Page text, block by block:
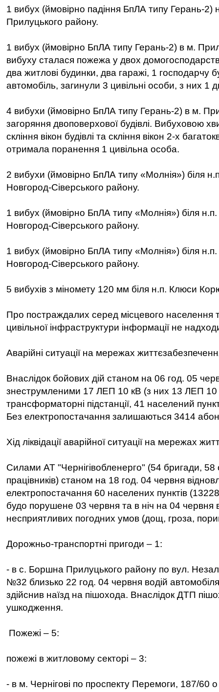
1 вибух (ймовірно падіння БпЛА типу Герань-2)
Прилуцького району.
1 вибух (ймовірно БпЛА типу Герань-2) в м.
вибуху сталася пожежа у двох
два житлові будинки, два гаражі, 1 господарчу
автомобіль, загинули 3 цивільні особи, з них 1
4 вибухи (ймовірно БпЛА типу Герань-2) в м.
загоряння двоповерхової будівлі. Вибуховою
скління вікон будівлі та скління вікон 2-х
отримала поранення 1 цивільна особа.
2 вибухи (ймовірно БпЛА типу «Молнія») біля
Новгород-Сіверського району.
1 вибух (ймовірно БпЛА типу «Молнія») біля
Новгород-Сіверського району.
1 вибух (ймовірно БпЛА типу «Молнія») біля
Новгород-Сіверського району.
5 вибухів з міномету 120 мм біля н.п. Клюси
Про постраждалих серед місцевого населення
цивільної інфраструктури інформації не
Аварійні ситуації на мережах
Внаслідок бойових дій станом на 06 год. 05
знеструмленими 17 ЛЕП 10 кВ (з них 13 ЛЕП 10
трансформаторні підстанції, 41 населений
Без електропостачання залишаються 3414
Хід ліквідації аварійної ситуації на мережах
Силами АТ "Чернігівобленерго" (54 бригади, 58
працівників) станом на 18 год. 04 червня
електропостачання 60 населених пунктів
будо порушене 03 червня та в ніч на 04 червня
несприятливих погодних умов (дощ, гроза,
Дорожньо-транспортні пригоди – 1:
- в с. Боршна Прилуцького району по вул.
№32 близько 22 год. 04 червня водій
здійснив наїзд на пішохода. Внаслідок ДТП
ушкодження.
Пожежі – 5:
пожежі в житловому секторі – 3:
- в м. Чернігові по проспекту Перемоги, 187/60